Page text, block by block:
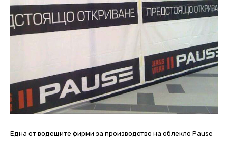
Една от водещите фирми за производство на облекло Pаuse